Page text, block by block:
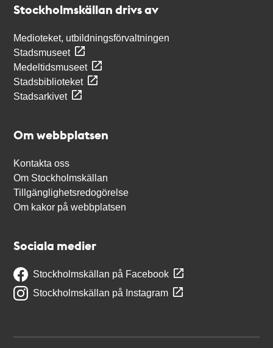
Stockholmskällan drivs av
Medioteket, utbildningsförvaltningen
Stadsmuseet
Medeltidsmuseet
Stadsbiblioteket
Stadsarkivet
Om webbplatsen
Kontakta oss
Om Stockholmskällan
Tillgänglighetsredogörelse
Om kakor på webbplatsen
Sociala medier
Stockholmskällan på Facebook
Stockholmskällan på Instagram